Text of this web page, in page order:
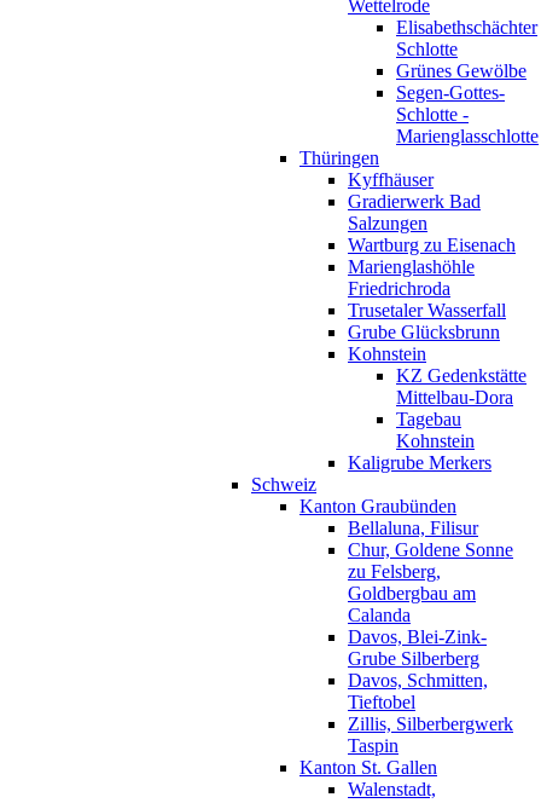
Wettelrode
Elisabethschächter
Schlotte
Grünes Gewölbe
Segen-Gottes-
Schlotte -
Marienglasschlotte
Thüringen
Kyffhäuser
Gradierwerk Bad
Salzungen
Wartburg zu Eisenach
Marienglashöhle
Friedrichroda
Trusetaler Wasserfall
Grube Glücksbrunn
Kohnstein
KZ Gedenkstätte
Mittelbau-Dora
Tagebau
Kohnstein
Kaligrube Merkers
Schweiz
Kanton Graubünden
Bellaluna, Filisur
Chur, Goldene Sonne
zu Felsberg,
Goldbergbau am
Calanda
Davos, Blei-Zink-
Grube Silberberg
Davos, Schmitten,
Tieftobel
Zillis, Silberbergwerk
Taspin
Kanton St. Gallen
Walenstadt,